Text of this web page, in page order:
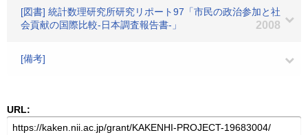
[図書] 統計数理研究所研究リポート97「市民の政治参加と社
会貢献の国際比較-日本調査報告書-」
2008
[備考]
URL: